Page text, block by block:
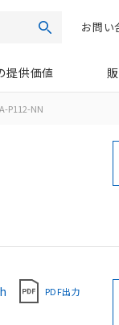
検索お問い
提供価値
P112-NN
PDF出力